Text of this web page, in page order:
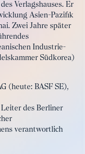
Verlagshauses. Er
Asien-Pazifik
Zwei Jahre später
Industrie-
Südkorea)
(heute: BASF SE),
des Berliner
verantwortlich